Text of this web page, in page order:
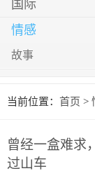
国际
情感
故事
当前位置： 首页 >
曾经一盒难求
过山车